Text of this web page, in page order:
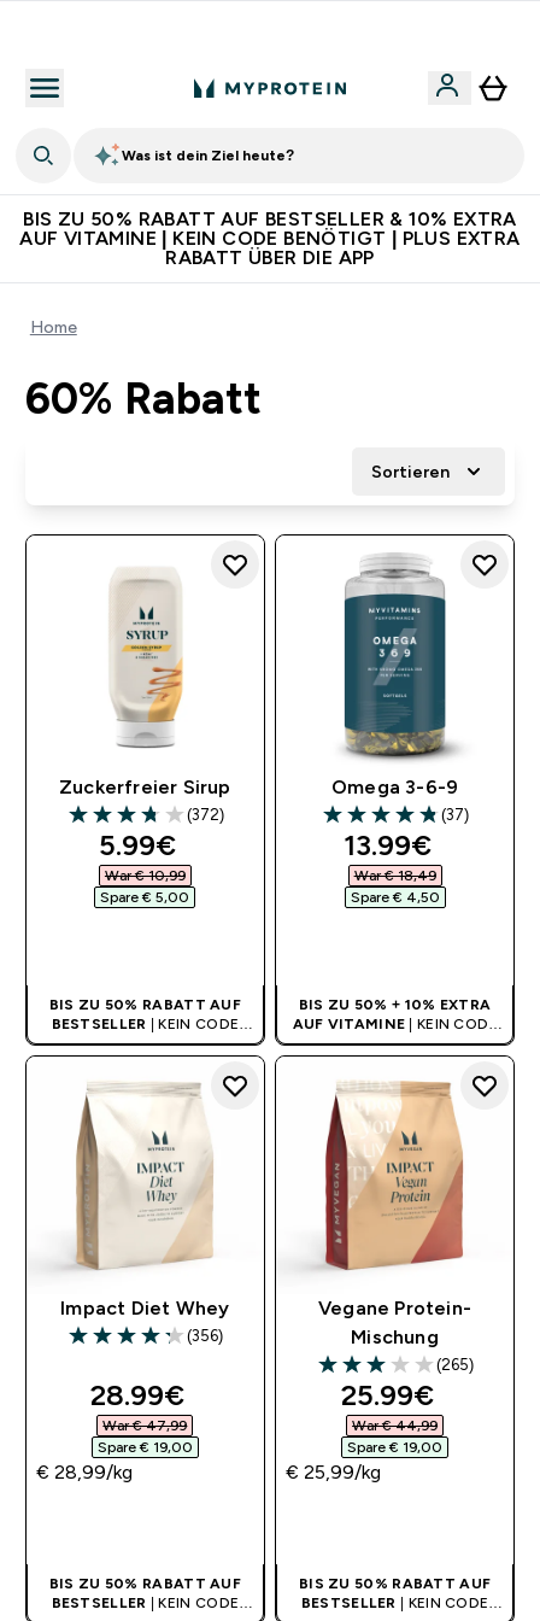
Was ist dein Ziel heute?
BIS ZU 50% RABATT AUF BESTSELLER & 10% EXTRA
AUF VITAMINE | KEIN CODE BENÖTIGT | PLUS EXTRA
RABATT ÜBER DIE APP
Home
60% Rabatt
Sortieren
Zuckerfreier Sirup
3.72 out of 5 stars
(372)
discounted price
5.99€‎
War € 10,99‎
Spare € 5,00‎
BIS ZU 50% RABATT AUF
BESTSELLER
| KEIN CODE
BENÖTIGT
Omega 3-6-9
4.84 out of 5 stars
(37)
discounted
13.99€‎
War € 18,49‎
Spare € 4,50‎
BIS ZU 50% + 10% EXTRA
AUF VITAMINE
| KEIN CODE
BENÖTIGT
Impact Diet Whey
4.26 out of 5 stars
(356)
discounted price
28.99€‎
War € 47,99‎
Spare € 19,00‎
€ 28,99‎/kg
BIS ZU 50% RABATT AUF
BESTSELLER
| KEIN CODE
Vegane Protein-
Mischung
3 out of 5 stars
(265)
discounted
25.99€‎
War € 44,99‎
Spare € 19,00‎
€ 25,99‎/kg
BIS ZU 50% RABATT AUF
BESTSELLER
| KEIN CODE